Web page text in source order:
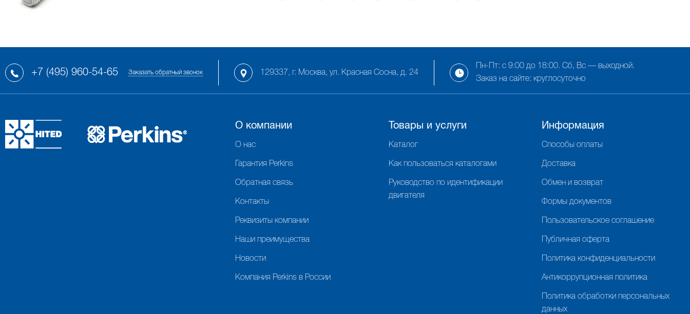
+7 (495) 960-54-65 Заказать обратный звонок 129337, г. Москва, ул. Красная Сосна, д. 24
Пн-Пт: с 9:00 до 18:00. Сб, Вс — выходной.
Заказ на сайте: круглосуточно
О компании
О нас
Гарантия Perkins
Обратная связь
Контакты
Реквизиты компании
Наши преимущества
Новости
Компания Perkins в России
Товары и услуги
Каталог
Как пользоваться каталогами
Руководство по идентификации
двигателя
Информация
Способы оплаты
Доставка
Обмен и возврат
Формы документов
Пользовательское соглашение
Публичная оферта
Политика конфиденциальности
Антикоррупционная политика
Политика обработки персональных
данных